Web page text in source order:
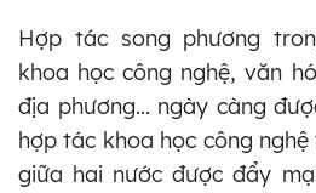
Hợp tác song phương
khoa học công nghệ, văn
địa phương... ngày càng
hợp tác khoa học công
giữa hai nước được đẩy